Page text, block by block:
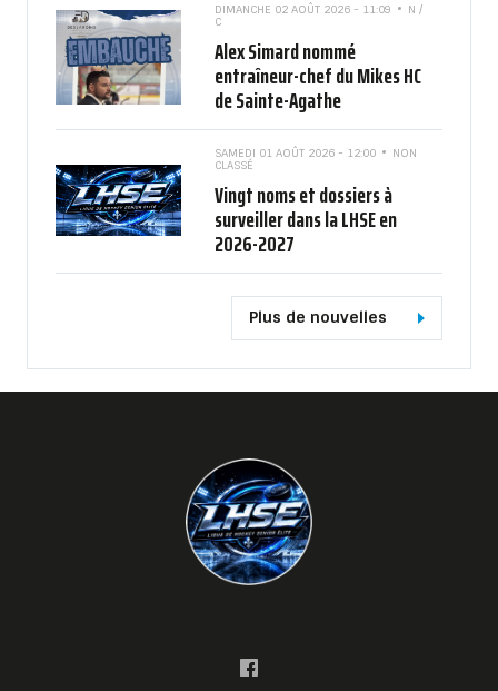
DIMANCHE 02 AOÛT 2026 - 11:09
N /
C
Alex Simard nommé
entraîneur-chef du Mikes HC
de Sainte-Agathe
SAMEDI 01 AOÛT 2026 - 12:00
NON
CLASSÉ
Vingt noms et dossiers à
surveiller dans la LHSE en
2026-2027
Plus de nouvelles